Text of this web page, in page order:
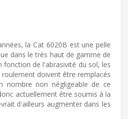
la Cat 6020B est une pelle
dans le très haut de gamme de
fonction de l'abrasivité du sol, les
doivent être remplacés
non négligeable de ce
actuellement être soumis à la
d'ailleurs augmenter dans les